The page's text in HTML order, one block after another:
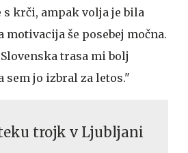
krči, ampak volja je bila
motivacija še posebej močna.
trasa mi bolj
sem jo izbral za letos."
trojk v Ljubljani